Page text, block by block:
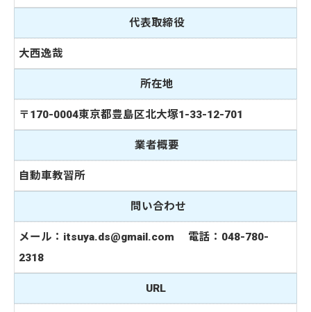
代表取締役
大西逸哉
所在地
〒170-0004東京都豊島区北大塚1-33-12-701
業者概要
自動車教習所
問い合わせ
メール：itsuya.ds@gmail.com 電話：048-780-
2318
URL